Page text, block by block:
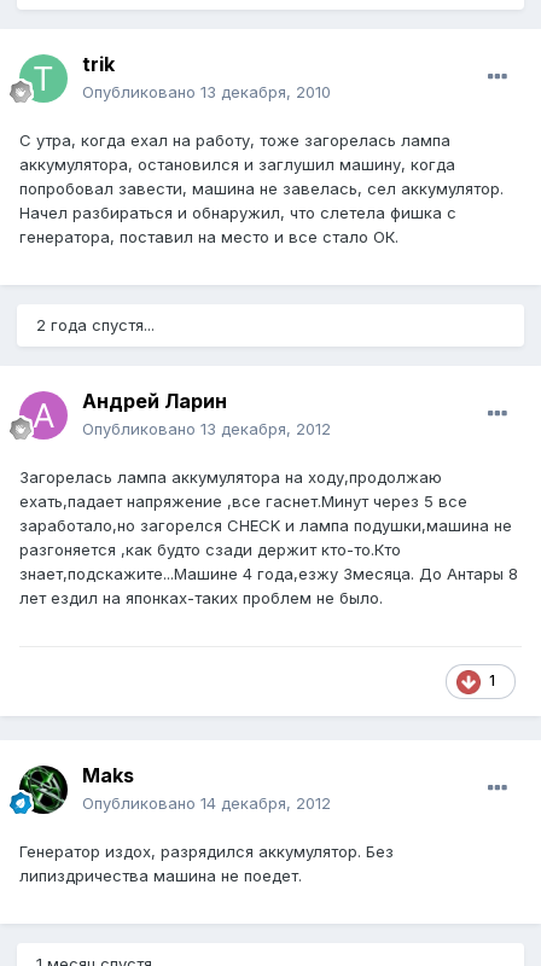
trik
Опубликовано 13 декабря, 2010
С утра, когда ехал на работу, тоже загорелась лампа
аккумулятора, остановился и заглушил машину, когда
попробовал завести, машина не завелась, сел аккумулятор.
Начел разбираться и обнаружил, что слетела фишка с
генератора, поставил на место и все стало ОК.
2 года спустя...
Андрей Ларин
Опубликовано 13 декабря, 2012
Загорелась лампа аккумулятора на ходу,продолжаю
ехать,падает напряжение ,все гаснет.Минут через 5 все
заработало,но загорелся CHECK и лампа подушки,машина не
разгоняется ,как будто сзади держит кто-то.Кто
знает,подскажите...Машине 4 года,езжу 3месяца. До Антары 8
лет ездил на японках-таких проблем не было.
1
Maks
Опубликовано 14 декабря, 2012
Генератор издох, разрядился аккумулятор. Без
липиздричества машина не поедет.